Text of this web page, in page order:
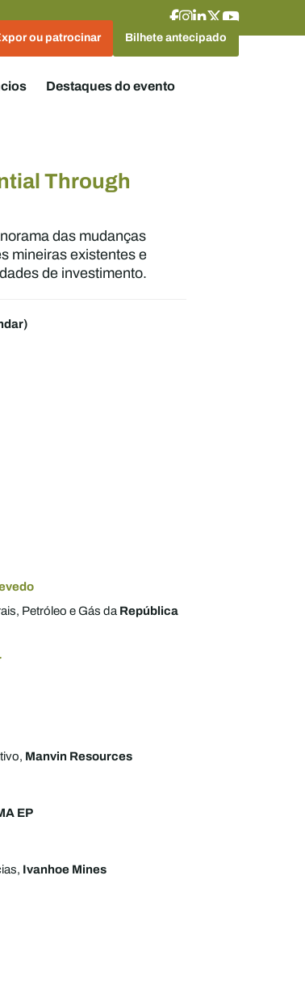
ou patrocinar Bilhete antecipado
Destaques do evento
Through
das mudanças
mineiras existentes e
de investimento.
Petróleo e Gás daRepública
Manvin Resources
EP
Ivanhoe Mines